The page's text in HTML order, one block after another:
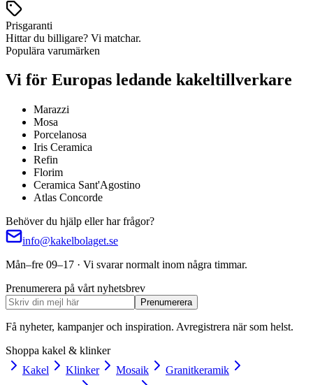
Prisgaranti
Hittar du billigare? Vi matchar.
Populära varumärken
Vi för Europas ledande kakeltillverkare
Marazzi
Mosa
Porcelanosa
Iris Ceramica
Refin
Florim
Ceramica Sant'Agostino
Atlas Concorde
Behöver du hjälp eller har frågor?
info@kakelbolaget.se
Mån–fre 09–17 · Vi svarar normalt inom några timmar.
Prenumerera på vårt nyhetsbrev
Prenumerera
Få nyheter, kampanjer och inspiration. Avregistrera när som helst.
Shoppa kakel & klinker
Kakel
Klinker Mosaik
Granitkeramik